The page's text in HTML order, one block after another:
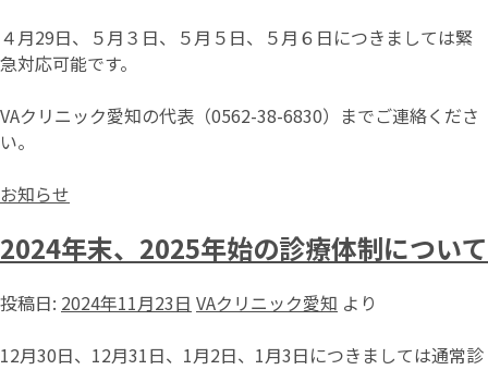
４月29日、５月３日、５月５日、５月６日につきましては緊
急対応可能です。
VAクリニック愛知の代表（0562-38-6830）までご連絡くださ
い。
お知らせ
2024年末、2025年始の診療体制について
投稿日: 2024年11月23日 VAクリニック愛知 より
12月30日、12月31日、1月2日、1月3日につきましては通常診